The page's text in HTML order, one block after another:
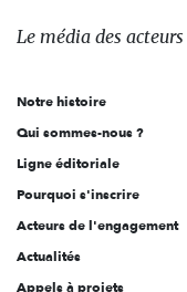
des
l'engagement
Le média des acteurs
Notre histoire
Qui sommes-nous ?
Ligne éditoriale
Pourquoi s'inscrire
Acteurs de l'engagement
Actualités
Appels à projets